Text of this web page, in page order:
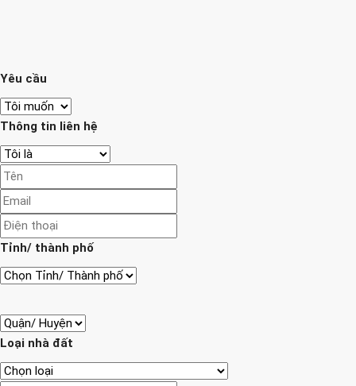
Yêu cầu
Thông tin liên hệ
Tỉnh/ thành phố
Loại nhà đất